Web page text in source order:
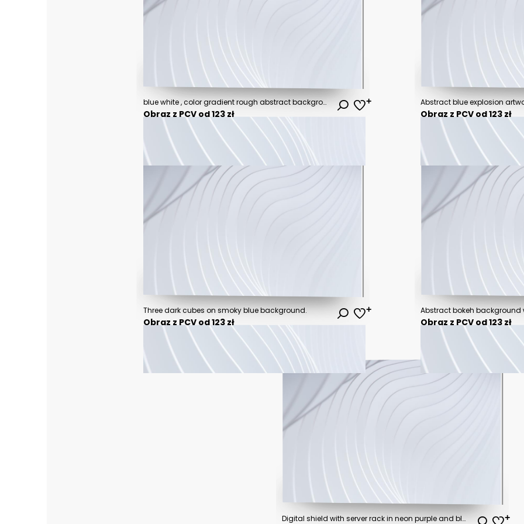
blue white , color gradient rough abstract background shine bright light and glow template empty space , grainy noise grungy texture
Obraz z PCV od 123 zł
Abstract blue explosion
Obraz z PCV od 123 zł
Three dark cubes on smoky blue background.
Obraz z PCV od 123 zł Obraz z PCV od 123 zł
Digital shield with server rack in neon purple and blue light, representing cybersecurity, data protection, and secure technology.